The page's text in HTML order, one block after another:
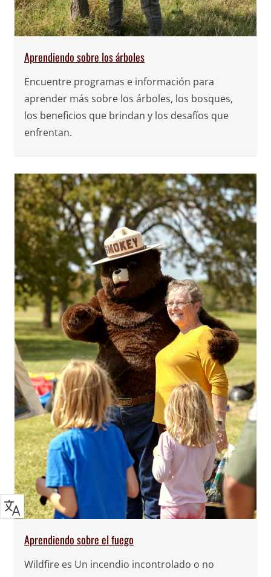
Aprendiendo sobre los árboles
Encuentre programas e información para
aprender más sobre los árboles, los bosques,
los beneficios que brindan y los desafíos que
enfrentan.
Aprendiendo sobre el fuego
Wildfire es Un incendio incontrolado o no